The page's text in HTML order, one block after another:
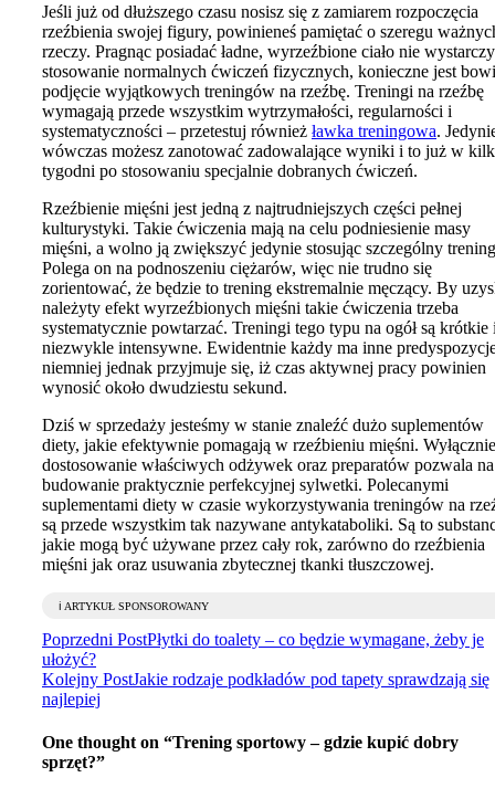
Jeśli już od dłuższego czasu nosisz się z zamiarem rozpoczęcia
rzeźbienia swojej figury, powinieneś pamiętać o szeregu
rzeczy. Pragnąc posiadać ładne, wyrzeźbione ciało nie wystarczy
stosowanie normalnych ćwiczeń fizycznych, konieczne jest
podjęcie wyjątkowych treningów na rzeźbę. Treningi na rzeźbę
wymagają przede wszystkim wytrzymałości, regularności i
systematyczności – przetestuj również ławka treningowa.
wówczas możesz zanotować zadowalające wyniki i to już w
tygodni po stosowaniu specjalnie dobranych ćwiczeń.
Rzeźbienie mięśni jest jedną z najtrudniejszych części pełnej
kulturystyki. Takie ćwiczenia mają na celu podniesienie masy
mięśni, a wolno ją zwiększyć jedynie stosując szczególny
Polega on na podnoszeniu ciężarów, więc nie trudno się
zorientować, że będzie to trening ekstremalnie męczący. By
należyty efekt wyrzeźbionych mięśni takie ćwiczenia trzeba
systematycznie powtarzać. Treningi tego typu na ogół są krótkie
niezwykle intensywne. Ewidentnie każdy ma inne
niemniej jednak przyjmuje się, iż czas aktywnej pracy powinien
wynosić około dwudziestu sekund.
Dziś w sprzedaży jesteśmy w stanie znaleźć dużo suplementów
diety, jakie efektywnie pomagają w rzeźbieniu mięśni. Wyłącznie
dostosowanie właściwych odżywek oraz preparatów pozwala na
budowanie praktycznie perfekcyjnej sylwetki. Polecanymi
suplementami diety w czasie wykorzystywania treningów na
są przede wszystkim tak nazywane antykataboliki. Są to
jakie mogą być używane przez cały rok, zarówno do rzeźbienia
mięśni jak oraz usuwania zbytecznej tkanki tłuszczowej.
ℹ️ ARTYKUŁ SPONSOROWANY
Poprzedni PostPłytki do toalety – co będzie wymagane, żeby je
ułożyć?
Kolejny PostJakie rodzaje podkładów pod tapety sprawdzają się
najlepiej
One thought on “Trening sportowy – gdzie kupić dobry
sprzęt?”